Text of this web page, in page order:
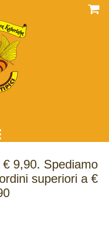
9,90. Spediamo
superiori a €